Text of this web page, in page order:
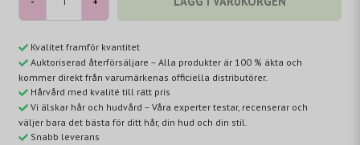
Kvalitet framför kvantitet
Auktoriserad återförsäljare – Alla produkter är 100 % äkta och
kommer direkt från varumärkenas officiella distributörer.
Hårvård med kvalité till rätt pris
Vi älskar hår och hudvård – Våra experter testar, recenserar och
väljer bara det bästa för ditt hår, din hud och din stil.
Snabb leverans